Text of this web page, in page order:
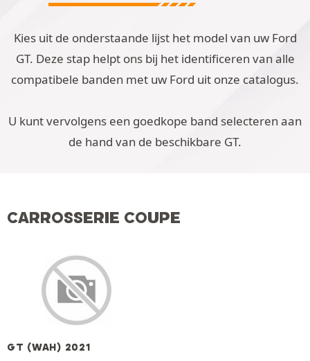
Kies uit de onderstaande lijst het model van uw Ford
GT. Deze stap helpt ons bij het identificeren van alle
compatibele banden met uw Ford uit onze catalogus.
U kunt vervolgens een goedkope band selecteren aan
de hand van de beschikbare GT.
CARROSSERIE COUPE
GT (WAH) 2021